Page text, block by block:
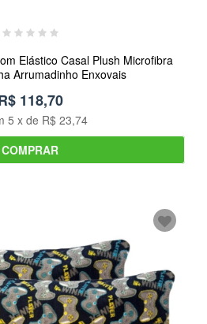
Elástico Casal Plush Microfibra
Arrumadinho Enxovais
118,70
5 x de R$ 23,74
COMPRAR